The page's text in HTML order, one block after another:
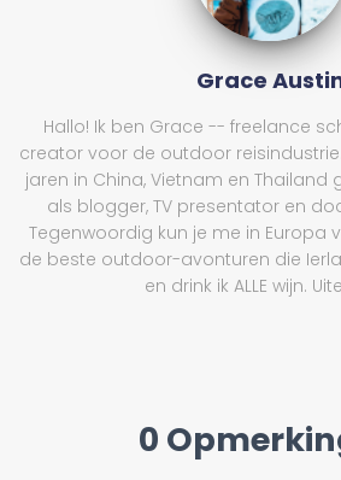
Grace
Hallo! Ik ben Grace -- freelance
creator voor de outdoor
jaren in China, Vietnam en Thailand
als blogger, TV presentator en
Tegenwoordig kun je me in Europa
de beste outdoor-avonturen die
en drink ik ALLE wijn.
0